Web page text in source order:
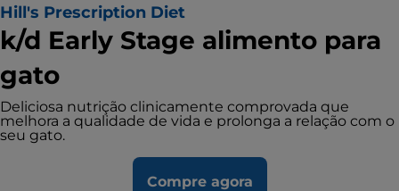
Hill's Prescription Diet
k/d Early Stage alimento para
gato
Deliciosa nutrição clinicamente comprovada que
melhora a qualidade de vida e prolonga a relação com o
seu gato.
Compre agora